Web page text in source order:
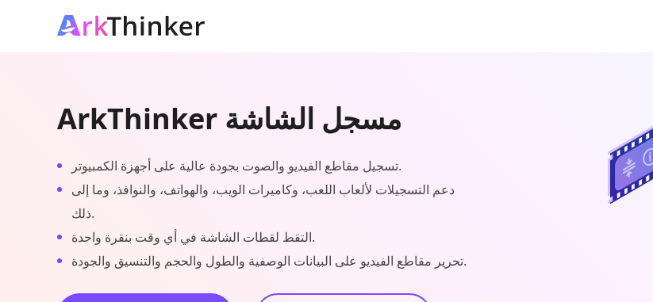
ArkThinker مسجل الشاشة
تسجيل مقاطع الفيديو والصوت بجودة عالية على أجهزة الكمبيوتر.
دعم التسجيلات لألعاب اللعب، وكاميرات الويب، والهواتف، والنوافذ، وما إلى
ذلك.
التقط لقطات الشاشة في أي وقت بنقرة واحدة.
تحرير مقاطع الفيديو على البيانات الوصفية والطول والحجم والتنسيق والجودة.